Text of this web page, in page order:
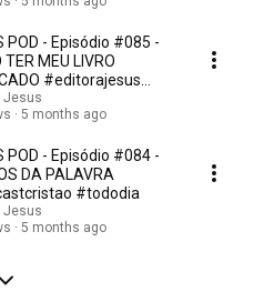
POD - Episódio #085 -
TER MEU LIVRO
#editorajesus
Jesus
5 months ago
POD - Episódio #084 -
DA PALAVRA
#tododia
Jesus
5 months ago